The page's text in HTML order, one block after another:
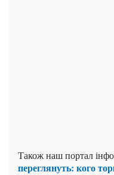
Також наш портал
переглянуть: кого